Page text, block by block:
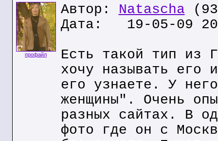
профайл
Автор: Natascha
Дата: 19-05-09
Есть такой тип из
хочу называть его
его узнаете. У
женщины". Очень
разных сайтах. В
фото где он с